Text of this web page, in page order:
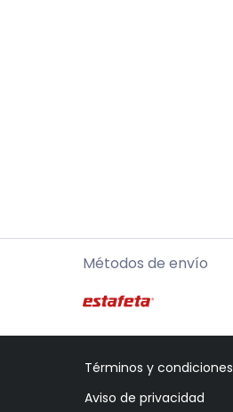
Métodos de envío
Términos y condiciones
Aviso de privacidad